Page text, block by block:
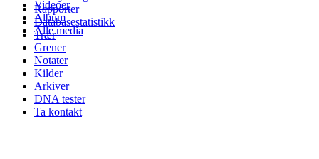
Videoer
Album
Alle media
Rapporter
Databasestatistikk
Trær
Grener
Notater
Kilder
Arkiver
DNA tester
Ta kontakt